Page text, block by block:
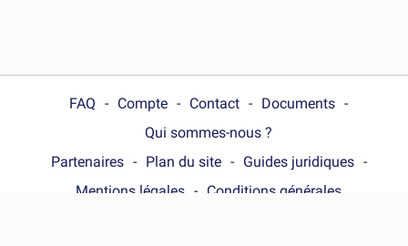
FAQ Compte Contact
Documents
Qui sommes-nous ?
Partenaires
Plan du site
Guides juridiques
Mentions légales
Conditions générales